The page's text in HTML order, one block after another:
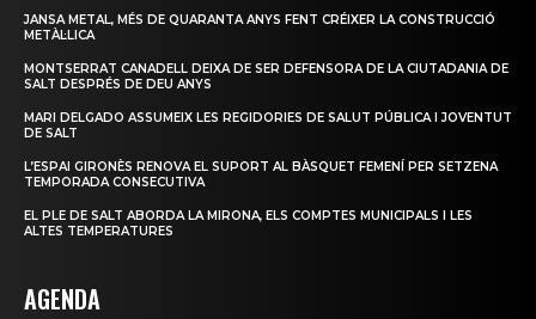
JANSA METAL, MÉS DE QUARANTA ANYS FENT CRÉIXER LA CONSTRUCCIÓ
METÀL·LICA
MONTSERRAT CANADELL DEIXA DE SER DEFENSORA DE LA CIUTADANIA DE
SALT DESPRÉS DE DEU ANYS
MARI DELGADO ASSUMEIX LES REGIDORIES DE SALUT PÚBLICA I JOVENTUT
DE SALT
L’ESPAI GIRONÈS RENOVA EL SUPORT AL BÀSQUET FEMENÍ PER SETZENA
TEMPORADA CONSECUTIVA
EL PLE DE SALT ABORDA LA MIRONA, ELS COMPTES MUNICIPALS I LES
ALTES TEMPERATURES
AGENDA